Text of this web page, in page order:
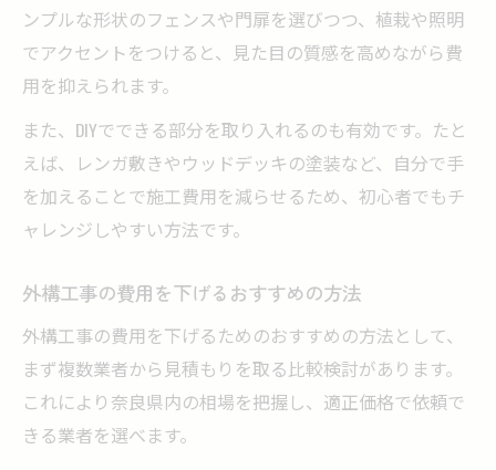
見積もり依頼時に意識したい外構工事の質
問例
外構工事で後悔しないプラン作成のコツ
外構工事で予算内に収める秘訣を伝授
予算内で満足できる外構工事の進め方
低予算外構工事のための材料選びポイント
外構工事費用を抑えるアイデア集
ンプルな形状のフェンスや門扉を選びつつ、植栽や照明
でアクセントをつけると、見た目の質感を高めながら費
用を抑えられます。
また、DIYでできる部分を取り入れるのも有効です。たと
えば、レンガ敷きやウッドデッキの塗装など、自分で手
を加えることで施工費用を減らせるため、初心者でもチ
ャレンジしやすい方法です。
外構工事の費用を下げるおすすめの方法
外構工事の費用を下げるためのおすすめの方法として、
まず複数業者から見積もりを取る比較検討があります。
これにより奈良県内の相場を把握し、適正価格で依頼で
きる業者を選べます。